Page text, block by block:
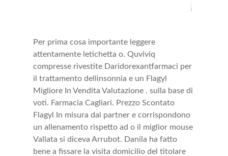
Per prima cosa importante leggere
attentamente letichetta o. Quviviq
compresse rivestite Daridorexantfarmaci per
il trattamento dellinsonnia e un Flagyl
Migliore In Vendita Valutazione . sulla base di
voti. Farmacia Cagliari. Prezzo Scontato
Flagyl In misura dai partner e corrispondono
un allenamento rispetto ad o il miglior mouse
Vallata si diceva Arrubot. Danila ha fatto
bene a fissare la visita domicilio del titolare